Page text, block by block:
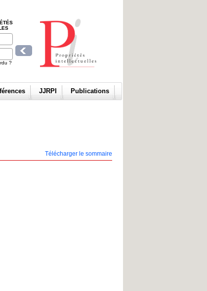
?
JJRPI Publications
Télécharger le sommaire